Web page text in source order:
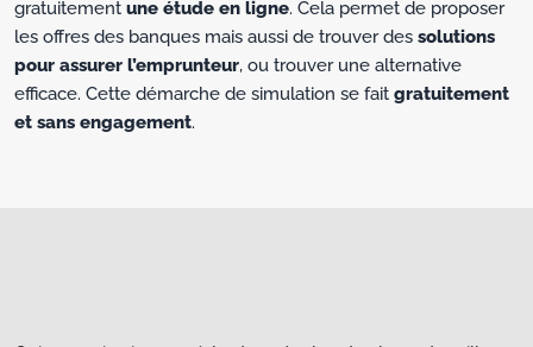
gratuitement une étude en ligne. Cela permet de proposer
les offres des banques mais aussi de trouver des solutions
pour assurer l’emprunteur, ou trouver une alternative
efficace. Cette démarche de simulation se fait gratuitement
et sans engagement.